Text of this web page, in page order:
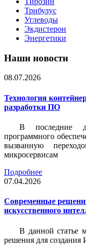
Трибулус
Углеводы
Экдистерон
Энергетики
Наши новости
08.07.2026
Технология
разработки ПО
В последние
программного
вызванную
микросервисам
Подробнее
07.04.2026
Современные
искусственного
В данной статье
решения для